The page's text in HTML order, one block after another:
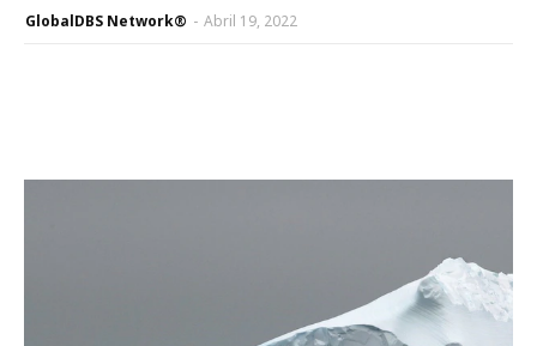
GlobalDBS Network® - Abril 19, 2022